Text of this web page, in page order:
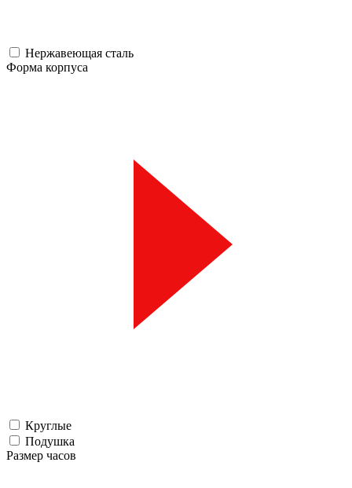
Нержавеющая сталь
Форма корпуса
Круглые
Подушка
Размер часов